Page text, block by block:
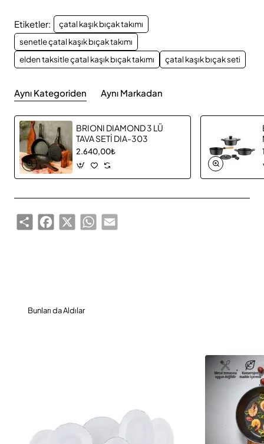
Etiketler:
çatal kaşık bıçak takımı
senetle çatal kaşık bıçak takımı
elden taksitle çatal kaşık bıçak takımı
çatal kaşık bıçak seti
Aynı Kategoriden Aynı Markadan
BRIONI DIAMOND 3 LÜ
TAVA SETİ DIA-303
2.640,00₺
ShareFacebook
X WhatsApp
Email
Bunları da Aldılar